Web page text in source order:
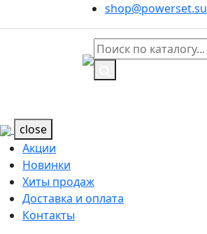
shop@powerset.su
close
Акции
Новинки
Хиты продаж
Доставка и оплата
Контакты